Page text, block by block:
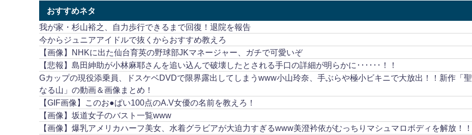
おすすめネタ
我が家・杉山裕之、自力歩行できるまで回復！退院を報告
今からジュニアアイドルで抜くからおすすめ教えろ
【画像】NHKに出た仙台育英の野球部JKマネージャー、ガチで可愛いぞ
【悲報】島田紳助が小林麻耶さんを追い込んで破壊したとされる手口の詳細が明らかに･･････！！
Gカップの現役添乗員、ドスケベDVDで限界露出してしまうwww小山玲奈、手ぶらや極小ビキニで大放出！！新作「聖
なる山」の動画＆画像まとめ！
【GIF画像】このお●ぱい100点のA.V女優の名前を教えろ！
【画像】坂道女子のバスト一覧www
【画像】爆乳アメリカハーフ美女、水着グラビアが大迫力すぎるwww美澄衿依がむっちりマシュマロボディを解放！！